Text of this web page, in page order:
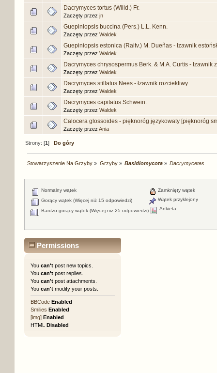
Dacrymyces tortus (Willd.) Fr.
Zaczęty przez jn
Guepiniopsis buccina (Pers.) L.L. Kenn.
Zaczęty przez Waldek
Guepiniopsis estonica (Raitv.) M. Dueñas - łzawnik
Zaczęty przez Waldek
Dacrymyces chrysospermus Berk. & M.A. Curtis - łzawnik
Zaczęty przez Waldek
Dacrymyces stillatus Nees - łzawnik rozciekliwy
Zaczęty przez Waldek
Dacrymyces capitatus Schwein.
Zaczęty przez Waldek
Calocera glossoides - pięknoróg językowaty [pięknoróg
Zaczęty przez Ania
Strony: [1]Do góry
Stowarzyszenie Na Grzyby » Grzyby» Basidiomycota» Dacrymycetes
Normalny wątek
Gorący wątek (Więcej niż 15 odpowiedzi)
Bardzo gorący wątek (Więcej niż 25 odpowiedzi)
Zamknięty wątek
Wątek przyklejony
Ankieta
Permissions
You can'tpost new topics.
You can'tpost replies.
You can'tpost attachments.
You can'tmodify your posts.
BBCode Enabled
Smilies Enabled
[img] Enabled
HTML Disabled